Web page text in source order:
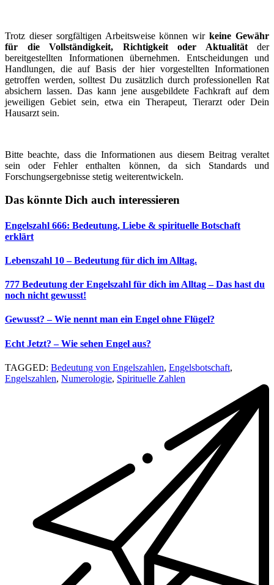
Trotz dieser sorgfältigen Arbeitsweise können wirkeine Gewähr
für die Vollständigkeit, Richtigkeit oder Aktualitätder
bereitgestellten Informationen übernehmen. Entscheidungen und
Handlungen, die auf Basis der hier vorgestellten Informationen
getroffen werden, solltest Du zusätzlich durch professionellen Rat
absichern lassen. Das kann jene ausgebildete Fachkraft auf dem
jeweiligen Gebiet sein, etwa ein Therapeut, Tierarzt oder Dein
Hausarzt sein.
Bitte beachte, dass die Informationen aus diesem Beitrag veraltet
sein oder Fehler enthalten können, da sich Standards und
Forschungsergebnisse stetig weiterentwickeln.
Das könnte Dich auch interessieren
Engelszahl 666: Bedeutung, Liebe & spirituelle Botschaft
erklärt
Lebenszahl 10 – Bedeutung für dich im Alltag.
777 Bedeutung der Engelszahl für dich im Alltag – Das hast du
noch nicht gewusst!
Gewusst? – Wie nennt man ein Engel ohne Flügel?
Echt Jetzt? – Wie sehen Engel aus?
TAGGED: Bedeutung von Engelszahlen, Engelsbotschaft,
Engelszahlen, Numerologie, Spirituelle Zahlen